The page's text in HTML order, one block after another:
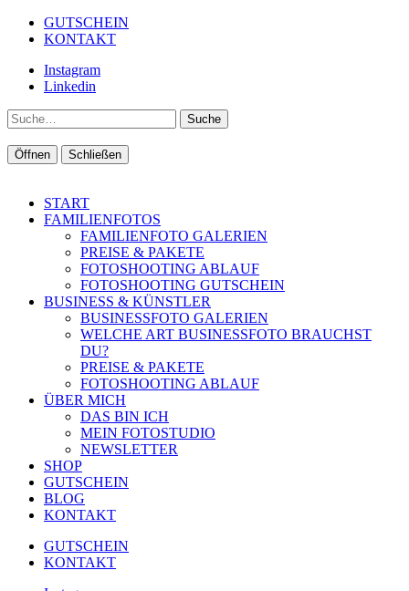
GUTSCHEIN
KONTAKT
Instagram
Linkedin
Suche
Öffnen Schließen
START
FAMILIENFOTOS
FAMILIENFOTO GALERIEN
PREISE & PAKETE
FOTOSHOOTING ABLAUF
FOTOSHOOTING GUTSCHEIN
BUSINESS & KÜNSTLER
BUSINESSFOTO GALERIEN
WELCHE ART BUSINESSFOTO BRAUCHST
DU?
PREISE & PAKETE
FOTOSHOOTING ABLAUF
ÜBER MICH
DAS BIN ICH
MEIN FOTOSTUDIO
NEWSLETTER
SHOP
GUTSCHEIN
BLOG
KONTAKT
GUTSCHEIN
KONTAKT